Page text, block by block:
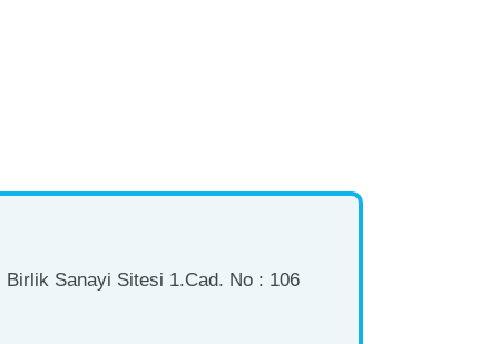
Sanayi Sitesi 1.Cad. No : 106